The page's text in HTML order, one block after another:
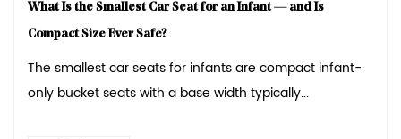
What Is the Smallest Car Seat for an Infant — and Is
Compact Size Ever Safe?
The smallest car seats for infants are compact infant-
only bucket seats with a base width typically...